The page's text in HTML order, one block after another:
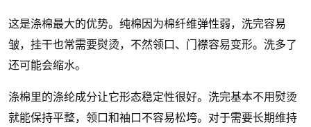
这是涤棉最大的优势。纯棉因为棉纤维弹性弱，洗完容易
皱，挂干也常需要熨烫，不然领口、门襟容易变形。洗多了
还可能会缩水。
涤棉里的涤纶成分让它形态稳定性很好。洗完基本不用熨烫
就能保持平整，领口和袖口不容易松垮。对于需要长期维持